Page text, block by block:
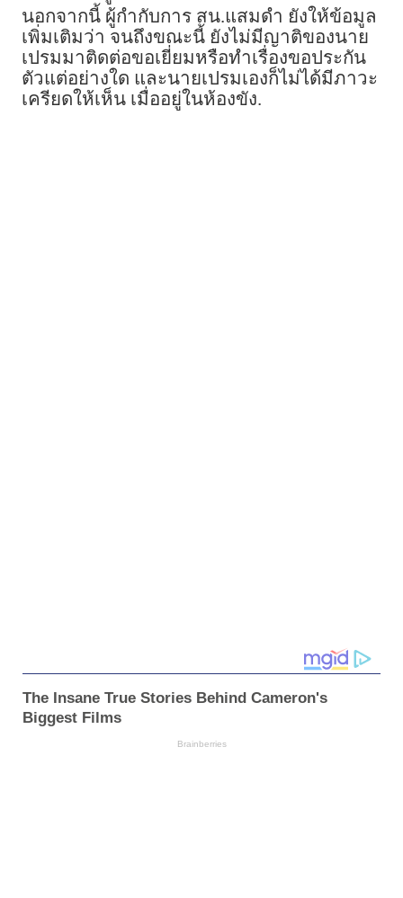
นอกจากนี้ ผู้กำกับการ สน.แสมดำ ยังให้ข้อมูล
เพิ่มเติมว่า จนถึงขณะนี้ ยังไม่มีญาติของนาย
เปรมมาติดต่อขอเยี่ยมหรือทำเรื่องขอประกัน
ตัวแต่อย่างใด และนายเปรมเองก็ไม่ได้มีภาวะ
เครียดให้เห็น เมื่ออยู่ในห้องขัง.